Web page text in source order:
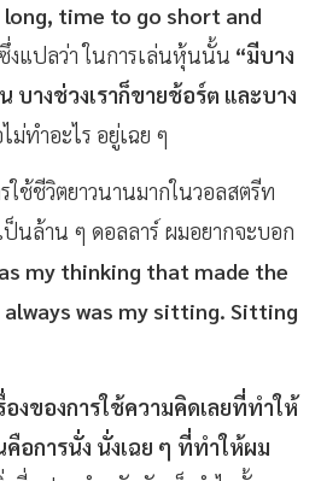
time to go short and
งแปลว่า ในการเล่นหุ้นนั้น “มีบาง
บางช่วงเราก็ขายช้อร์ต และบาง
ม่ทำอะไร อยู่เฉย ๆ
ใช้ชีวิตยาวนานมากในวอลสตรีท
นล้าน ๆ ดอลลาร์ ผมอยากจะบอก
my thinking that made the
was my sitting. Sitting
องของการใช้ความคิดเลยที่ทำให้
อการนั่ง นั่งเฉย ๆ ที่ทำให้ผม